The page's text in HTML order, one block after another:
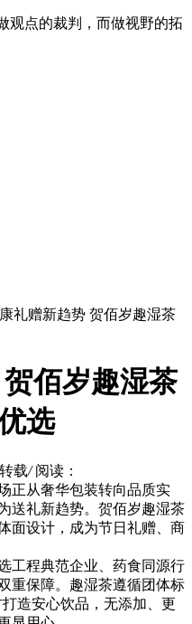
观点的裁判，而做视野的拓
礼赠新趋势 贺佰岁趣湿茶
佰岁趣湿茶
选
载/ 阅读：
正从奢华包装转向品质实
送礼新趋势。贺佰岁趣湿茶
面设计，成为节日礼赠、商
工程典范企业、药食同源行
重保障。趣湿茶遵循团体标
造安心饮品，无添加、更